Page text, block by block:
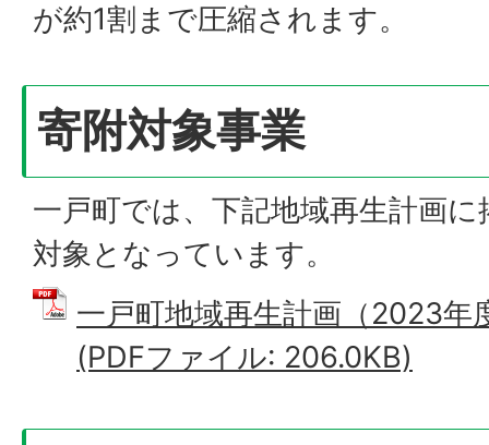
が約1割まで圧縮されます。
寄附対象事業
一戸町では、下記地域再生計画
対象となっています。
一戸町地域再生計画（2023年
(PDFファイル: 206.0KB)